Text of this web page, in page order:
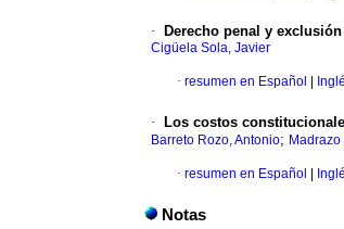
· Derecho penal y
Cigüela Sola, Javier
· resumen en Español
· Los costos
Barreto Rozo, Antonio;
· resumen en Español
Notas